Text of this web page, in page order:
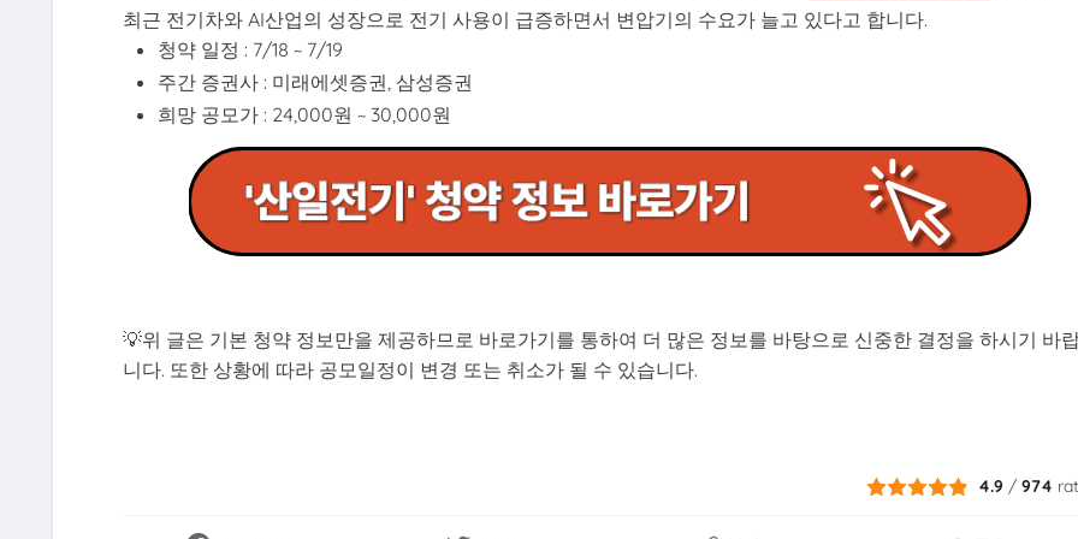
최근 전기차와 AI산업의 성장으로 전기 사용이 급증하면서 변압기의 수요가 늘고 있다고 합니다.
청약 일정 : 7/18 ~ 7/19
주간 증권사 : 미래에셋증권, 삼성증권
희망 공모가 : 24,000원 ~ 30,000원
💡위 글은 기본 청약 정보만을 제공하므로 바로가기를 통하여 더 많은 정보를 바탕으로 신중한 결정을 하시기 바
니다. 또한 상황에 따라 공모일정이 변경 또는 취소가 될 수 있습니다.
4.9 /974